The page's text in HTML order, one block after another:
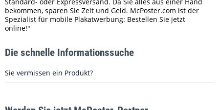
Kaufbeuren | Murnau | Mittenwald - Bayern
DE 83 Rosenheim | Holzkirchen | Prien | Wasserburg |
Kiefersfelden - Bayern
DE 84 Landshut | Freising | Mainburg | Landau |
Deggendorf - Bayern
DE 85 Ingolstadt | Neuburg | Riedenburg | Kehlheim |
Gersthofen - Bayern
bekommen, sparen Sie Zeit und Geld. McPoster.com ist der
Spezialist für mobile Plakatwerbung: Bestellen Sie jetzt
online!"
Die schnelle Informationssuche
Sie vermissen ein Produkt?